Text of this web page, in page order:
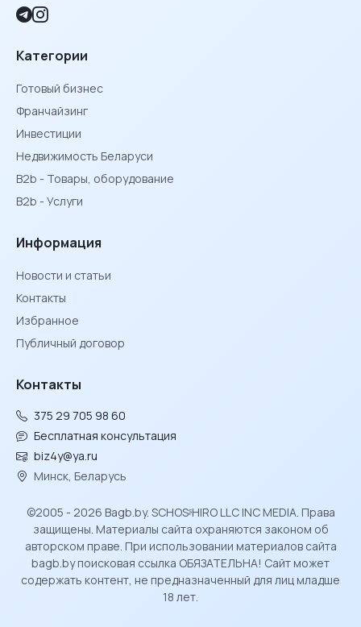
Категории
Готовый бизнес
Франчайзинг
Инвестиции
Недвижимость Беларуси
B2b - Товары, оборудование
B2b - Услуги
Информация
Новости и статьи
Контакты
Избранное
Публичный договор
Контакты
375 29 705 98 60
Бесплатная консультация
biz4y@ya.ru
Минск, Беларусь
©2005 - 2026 Bagb.by. SCHOSᶳHIRO LLC INC MEDIA. Права
защищены. Материалы сайта охраняются законом об
авторском праве. При использовании материалов сайта
bagb.by поисковая ссылка ОБЯЗАТЕЛЬНА! Сайт может
содержать контент, не предназначенный для лиц младше
18 лет.